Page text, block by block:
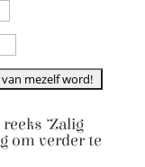
‘Zalig
om verder te